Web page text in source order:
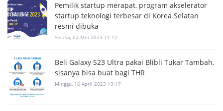
Pemilik startup merapat, program akselerator
startup teknologi terbesar di Korea Selatan
resmi dibuka
Selasa, 02 Mei 2023 11:12
Beli Galaxy S23 Ultra pakai Blibli Tukar Tambah,
sisanya bisa buat bagi THR
Minggu, 16 April 2023 19:17